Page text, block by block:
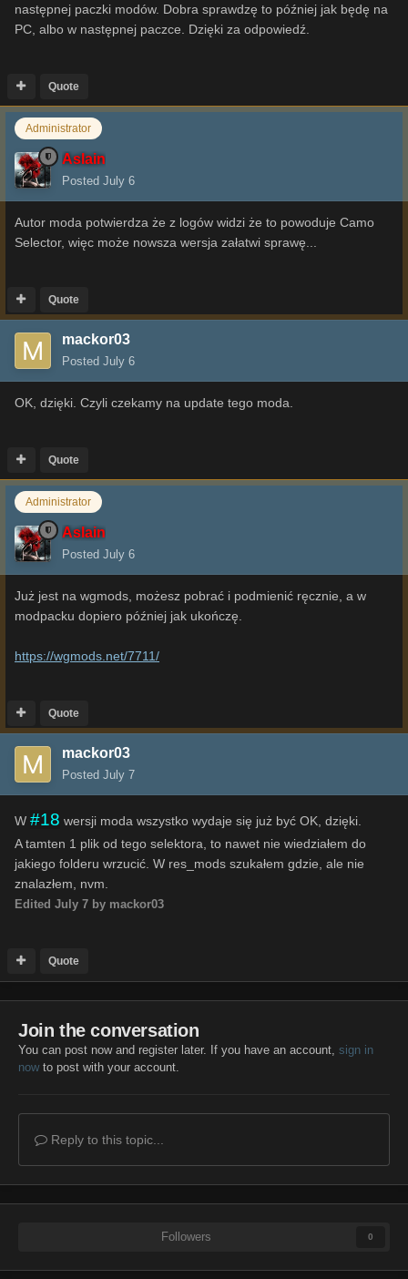
następnej paczki modów. Dobra sprawdzę to później jak będę na
PC, albo w następnej paczce. Dzięki za odpowiedź.
Quote
Administrator
Aslain
Posted July 6
Autor moda potwierdza że z logów widzi że to powoduje Camo
Selector, więc może nowsza wersja załatwi sprawę...
Quote
mackor03
Posted July 6
OK, dzięki. Czyli czekamy na update tego moda.
Quote
Administrator
Aslain
Posted July 6
Już jest na wgmods, możesz pobrać i podmienić ręcznie, a w
modpacku dopiero później jak ukończę.
https://wgmods.net/7711/
Quote
mackor03
Posted July 7
W #18 wersji moda wszystko wydaje się już być OK, dzięki.
A tamten 1 plik od tego selektora, to nawet nie wiedziałem do
jakiego folderu wrzucić. W res_mods szukałem gdzie, ale nie
znalazłem, nvm.
Edited July 7 by mackor03
Quote
Join the conversation
You can post now and register later. If you have an account, sign in
nowto post with your account.
Reply to this topic...
Followers 0